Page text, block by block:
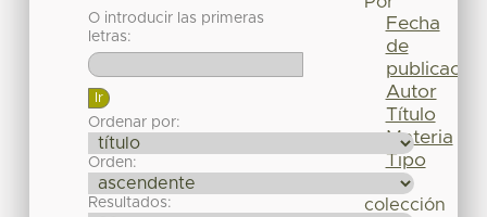
O introducir las primeras
letras:
Ordenar por:
Orden:
Resultados:
Fecha
de
publicación
Autor
Título
Materia
Tipo
colección